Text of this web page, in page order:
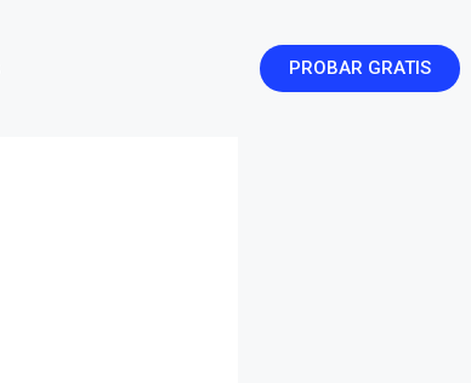
PROBAR GRATIS